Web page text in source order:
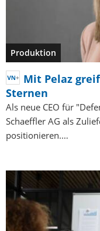
Produktion
Mit Pelaz
Sternen
Als neue CEO für
Schaeffler AG als
positionieren.…